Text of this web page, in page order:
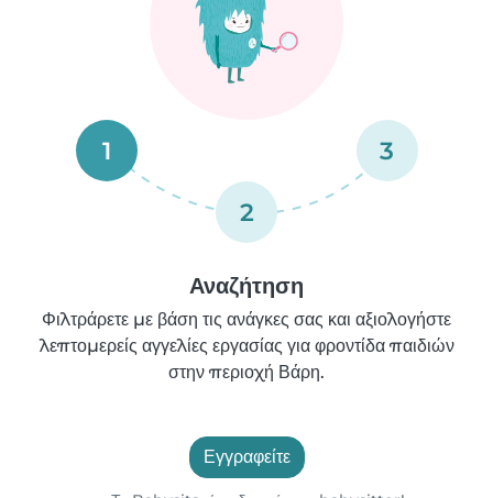
1
2
3
Αναζήτηση
Φιλτράρετε με βάση τις ανάγκες σας και αξιολογήστε
λεπτομερείς αγγελίες εργασίας για φροντίδα παιδιών
στην περιοχή Βάρη.
Εγγραφείτε